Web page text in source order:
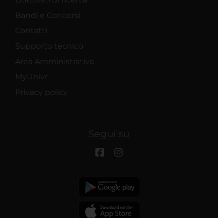
Bandi e Concorsi
Contatti
Supporto tecnico
Area Amministrativa
MyUnivr
Privacy policy
Segui su